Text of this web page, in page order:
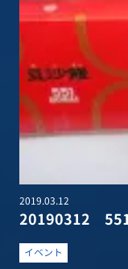
2019.03.12
20190312 551
イベント